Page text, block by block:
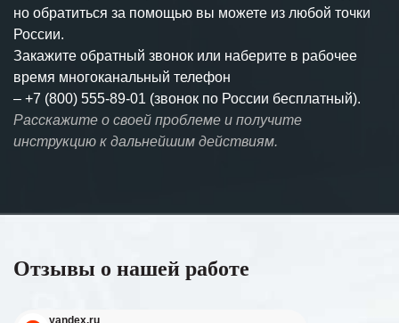
но обратиться за помощью вы можете из любой точки
России.
Закажите обратный звонок или наберите в рабочее
время многоканальный телефон
– +7 (800) 555-89-01 (звонок по России бесплатный).
Расскажите о своей проблеме и получите
инструкцию к дальнейшим действиям.
Отзывы о нашей работе
yandex.ru